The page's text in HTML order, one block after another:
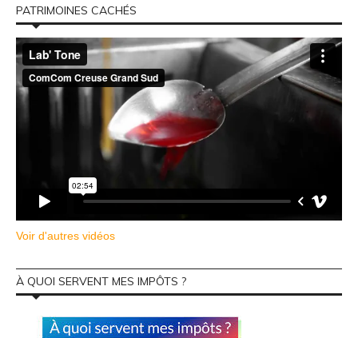
PATRIMOINES CACHÉS
Voir d'autres vidéos
À QUOI SERVENT MES IMPÔTS ?